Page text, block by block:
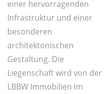
einer hervorragenden
Infrastruktur und einer
besonderen
architektonischen
Gestaltung. Die
Liegenschaft wird von der
LBBW Immobilien im